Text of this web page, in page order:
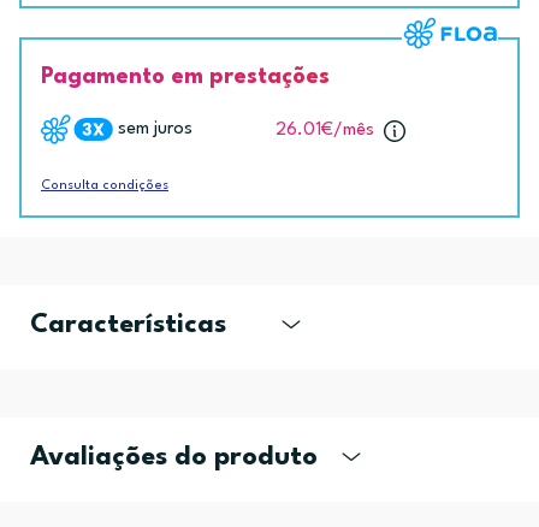
Pagamento em prestações
sem juros 26.01€/mês
Consulta condições
Características
Avaliações do produto